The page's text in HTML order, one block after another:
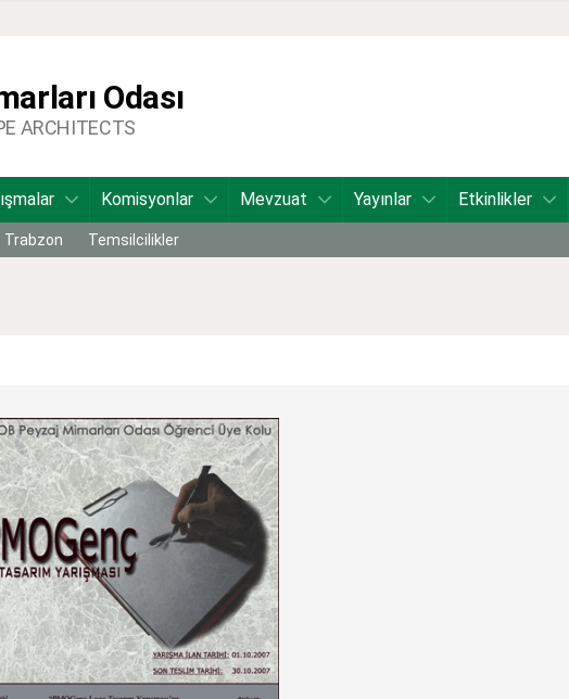
Odası
ARCHITECTS
Komisyonlar Mevzuat Yayınlar Etkinlikler
Trabzon Temsilcilikler